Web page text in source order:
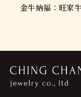
金牛納福：旺家